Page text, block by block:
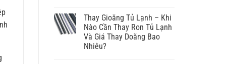
Thay Gioăng Tủ Lạnh – Khi
Nào Cần Thay Ron Tủ Lạnh
Và Giá Thay Doăng Bao
Nhiêu?